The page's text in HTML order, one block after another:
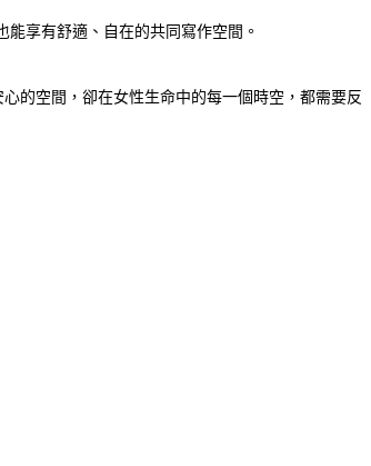
享有舒適、自在的共同寫作空間。
的空間，卻在女性生命中的每一個時空，都需要反